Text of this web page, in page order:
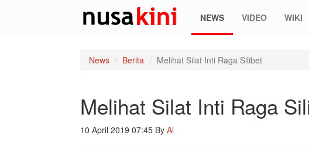
NEWS VIDEO WIKI
News Berita Melihat Silat Inti Raga Silibet
Melihat Silat Inti Raga
10 April 2019 07:45 By Al